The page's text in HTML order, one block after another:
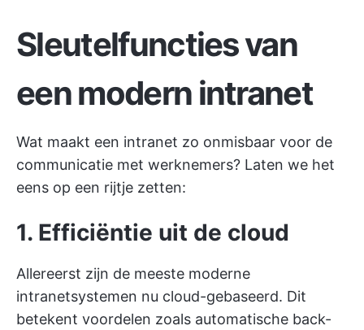
Sleutelfuncties van
een modern intranet
Wat maakt een intranet zo onmisbaar voor de
communicatie met werknemers? Laten we het
eens op een rijtje zetten:
1. Efficiëntie uit de cloud
Allereerst zijn de meeste moderne
intranetsystemen nu cloud-gebaseerd. Dit
betekent voordelen zoals automatische back-